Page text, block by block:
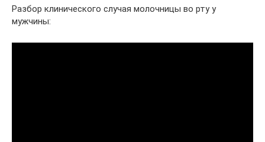
Разбор клинического случая молочницы во рту у
мужчины: